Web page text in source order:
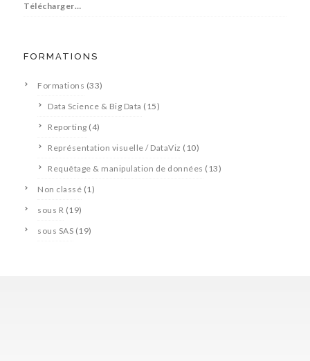
Télécharger…
FORMATIONS
Formations (33)
Data Science & Big Data (15)
Reporting (4)
Représentation visuelle / DataViz (10)
Requêtage & manipulation de données (13)
Non classé (1)
sous R (19)
sous SAS (19)